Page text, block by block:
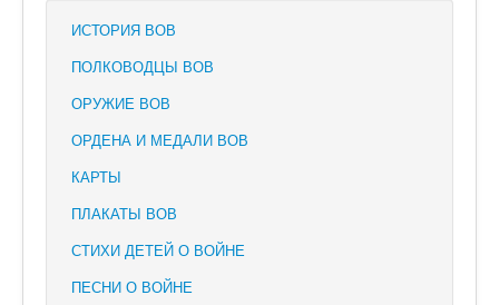
ИСТОРИЯ ВОВ
ПОЛКОВОДЦЫ ВОВ
ОРУЖИЕ ВОВ
ОРДЕНА И МЕДАЛИ ВОВ
КАРТЫ
ПЛАКАТЫ ВОВ
СТИХИ ДЕТЕЙ О ВОЙНЕ
ПЕСНИ О ВОЙНЕ